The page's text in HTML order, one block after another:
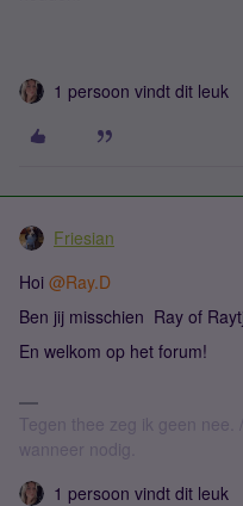
1 persoon vindt dit leuk
Friesian
Hoi ​ @Ray.D
Ben jij misschien Ray of
En welkom op het forum!
Tegen thee zeg ik geen
wanneer nodig.
1 persoon vindt dit leuk